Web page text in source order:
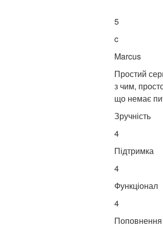
5
c
Marcus
Простий
з чим,
що немає
Зручність
4
Підтримка
4
Функціонал
4
Поповнення